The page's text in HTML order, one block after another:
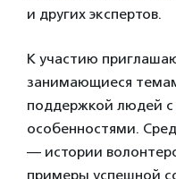
и других экспертов.
К участию
занимающиеся
поддержкой людей
особенностями.
— истории
примеры успешной